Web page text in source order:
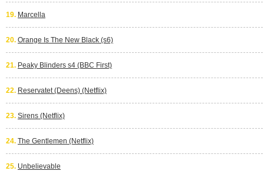
19. Marcella
20. Orange Is The New Black (s6)
21. Peaky Blinders s4 (BBC First)
22. Reservatet (Deens) (Netflix)
23. Sirens (Netflix)
24. The Gentlemen (Netflix)
25. Unbelievable